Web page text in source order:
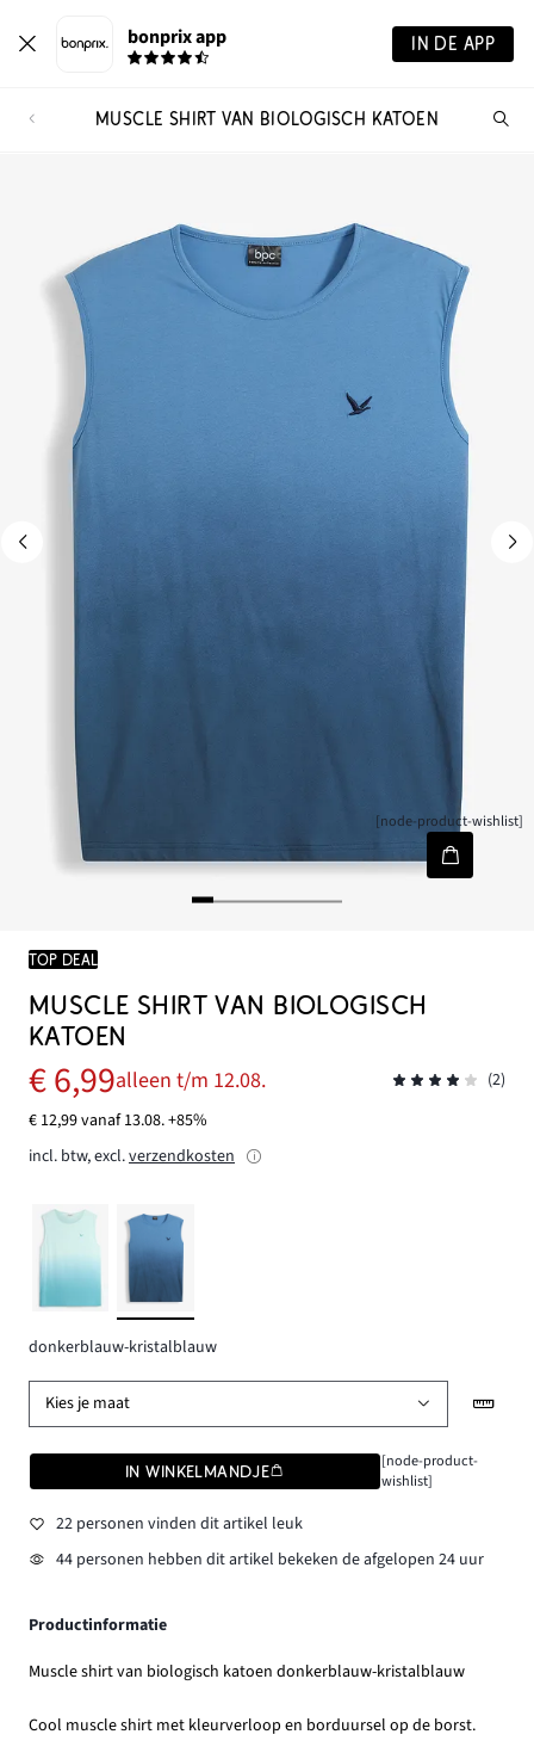
bonprix app IN DE APP
MUSCLE SHIRT VAN BIOLOGISCH KATOEN
[node-product-wishlist]
TOP DEAL
MUSCLE SHIRT VAN BIOLOGISCH
KATOEN
€ 6,99alleen t/m 12.08.
(2)
€ 12,99 vanaf 13.08. +85%
incl. btw, excl.verzendkosten
donkerblauw-kristalblauw
Kies je maat
IN WINKELMANDJE
[node-product-
wishlist]
22 personen vinden dit artikel leuk
44 personen hebben dit artikel bekeken de afgelopen 24 uur
Productinformatie
Muscle shirt van biologisch katoen donkerblauw-kristalblauw
Cool muscle shirt met kleurverloop en borduursel op de borst.